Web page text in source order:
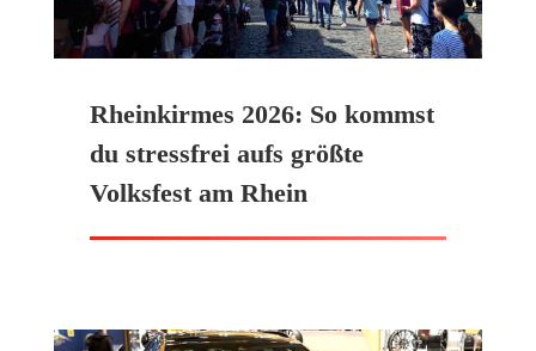
Rheinkirmes 2026: So kommst
du stressfrei aufs größte
Volksfest am Rhein